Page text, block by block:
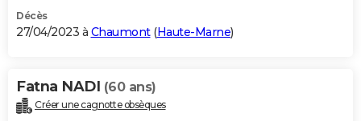
Décès
27/04/2023 à Chaumont(Haute-Marne)
Fatna NADI (60 ans)
Créer une cagnotte obsèques